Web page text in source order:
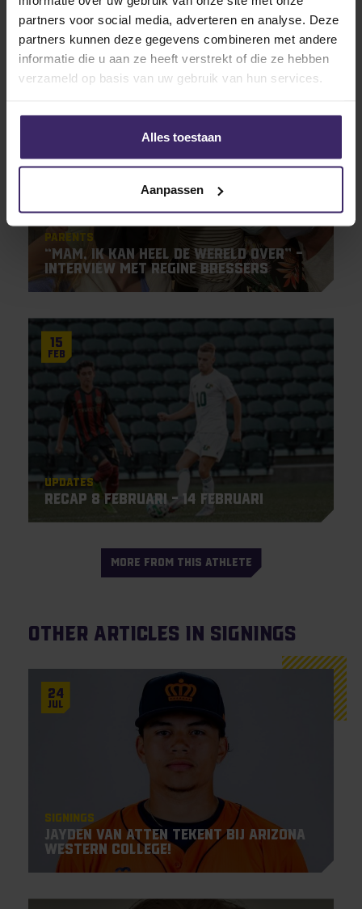
partners voor social media, adverteren en analyse. Deze
partners kunnen deze gegevens combineren met andere
informatie die u aan ze heeft verstrekt of die ze hebben
verzameld op basis van uw gebruik van hun services.
Alles toestaan
Aanpassen
Jesper Schut en Maarten Bartels
tekenen profcontract bij Amysoft
Lycurgus
6
Parents
“Mam, ik kan heel de wereld over” –
Interview met Regine Bressers
15
Feb
Updates
Recap 8 februari – 14 februari
MORE FROM THIS ATHLETE
Other articles in Signings
24
Jul
Signings
Jayden Van Atten tekent bij Arizona
Western College!